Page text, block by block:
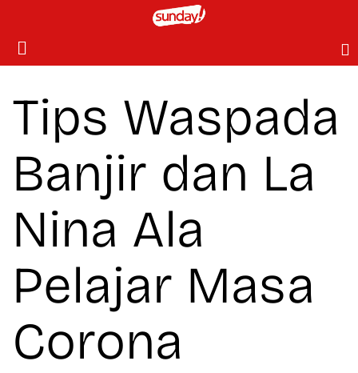
Tips Waspada
Banjir dan La
Nina Ala
Pelajar Masa
Corona